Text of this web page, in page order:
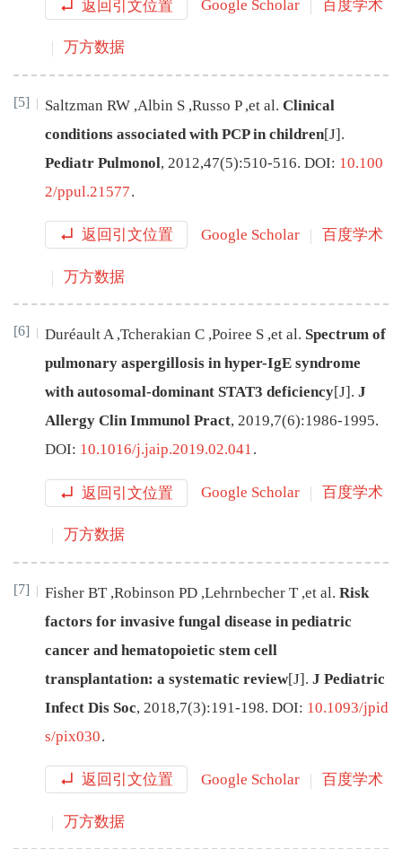
返回引文位置 Google Scholar 百度学术
万方数据
[5] Saltzman RW ,Albin S ,Russo P ,et al. Clinical
conditions associated with PCP in children[J].
Pediatr Pulmonol, 2012,47(5):510-516. DOI: 10.100
2/ppul.21577.
返回引文位置 Google Scholar 百度学术
万方数据
[6] DuréaultA ,Tcherakian C ,Poiree S ,et al. Spectrum of
pulmonary aspergillosis in hyper-IgE syndrome
with autosomal-dominant STAT3 deficiency[J] . J
Allergy Clin Immunol Pract, 2019,7(6):1986-1995.
DOI: 10.1016/j.jaip.2019.02.041.
返回引文位置 Google Scholar 百度学术
万方数据
[7] Fisher BT ,Robinson PD ,Lehrnbecher T ,et al. Risk
factors for invasive fungal disease in pediatric
cancer and hematopoietic stem cell
transplantation: a systematic review[J]. J Pediatric
Infect Dis Soc, 2018,7(3):191-198. DOI: 10.1093/jpid
s/pix030.
返回引文位置 Google Scholar 百度学术
万方数据